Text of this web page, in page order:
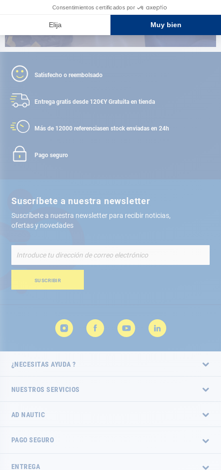
ENCUENTRA UNA TIENDA
Satisfecho o reembolsado
Entrega gratis desde 120€Y Gratuita en tienda
Más de 12000 referenciasen stock enviadas en 24h
Pago seguro
Suscríbete a nuestra newsletter
Suscríbete a nuestra newsletter para recibir noticias,
ofertas y novedades
nuestro
de
SUSCRIBIR
¿NECESITAS AYUDA ?
NUESTROS SERVICIOS
AD NAUTIC
PAGO SEGURO
ENTREGA